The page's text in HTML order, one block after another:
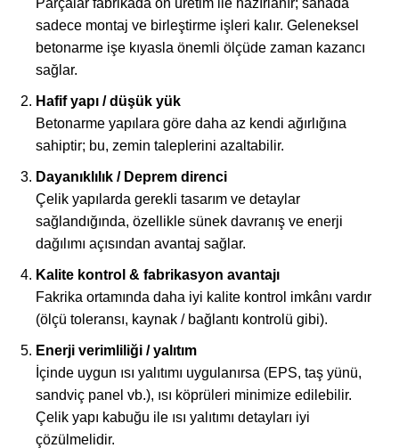
Parçalar fabrikada ön üretim ile hazırlanır; sahada
sadece montaj ve birleştirme işleri kalır. Geleneksel
betonarme işe kıyasla önemli ölçüde zaman kazancı
sağlar.
Hafif yapı / düşük yük
Betonarme yapılara göre daha az kendi ağırlığına
sahiptir; bu, zemin taleplerini azaltabilir.
Dayanıklılık / Deprem direnci
Çelik yapılarda gerekli tasarım ve detaylar
sağlandığında, özellikle sünek davranış ve enerji
dağılımı açısından avantaj sağlar.
Kalite kontrol & fabrikasyon avantajı
Fakrika ortamında daha iyi kalite kontrol imkânı vardır
(ölçü toleransı, kaynak / bağlantı kontrolü gibi).
Enerji verimliliği / yalıtım
İçinde uygun ısı yalıtımı uygulanırsa (EPS, taş yünü,
sandviç panel vb.), ısı köprüleri minimize edilebilir.
Çelik yapı kabuğu ile ısı yalıtımı detayları iyi
çözülmelidir.